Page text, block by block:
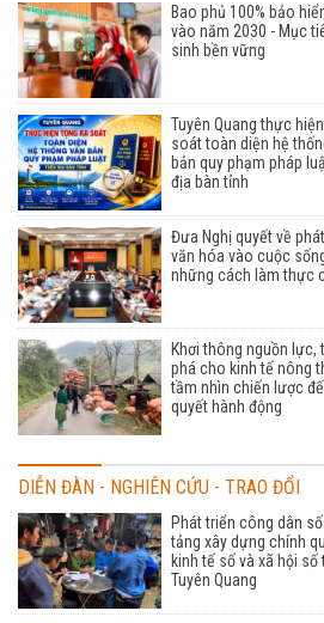
Bao phủ 100% bảo
vào năm 2030 - Mục
sinh bền vững
Tuyên Quang thực
soát toàn diện hệ
bản quy phạm pháp
địa bàn tỉnh
Đưa Nghị quyết về
văn hóa vào cuộc
những cách làm thực
Khơi thông nguồn lực,
phá cho kinh tế nông
tầm nhìn chiến lược
quyết hành động
DIỄN ĐÀN - NGHIÊN CỨU - TRAO ĐỔI
Phát triển công dân số
tảng xây dựng chính
kinh tế số và xã hội số
Tuyên Quang